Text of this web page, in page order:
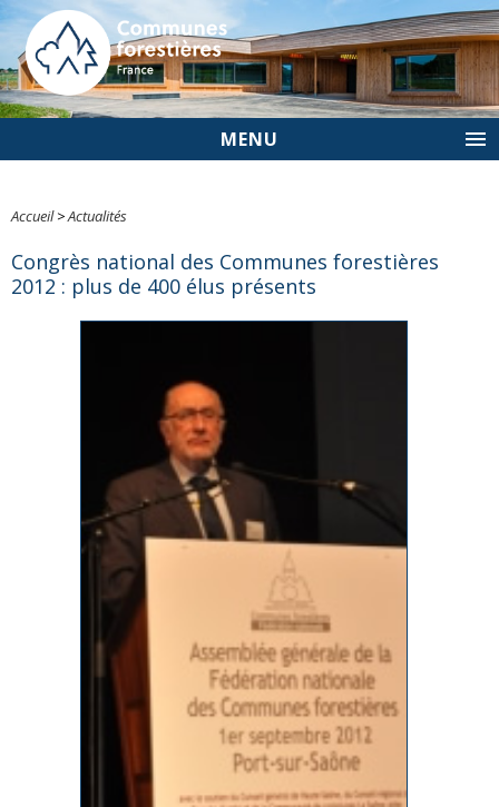
MENU
Accueil>Actualités
Congrès national des Communes forestières
2012 : plus de 400 élus présents